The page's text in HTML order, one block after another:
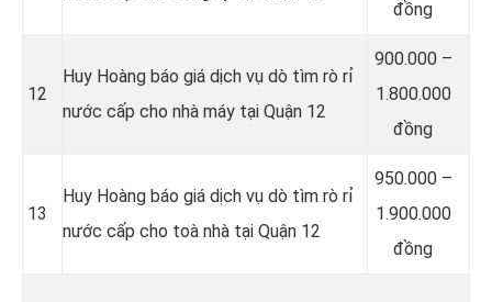
đồng
12
Huy Hoàng báo giá dịch vụ dò tìm rò rỉ
nước cấp cho nhà máy tại Quận 12
900.000 –
1.800.000
đồng
13
Huy Hoàng báo giá dịch vụ dò tìm rò rỉ
nước cấp cho toà nhà tại Quận 12
950.000 –
1.900.000
đồng